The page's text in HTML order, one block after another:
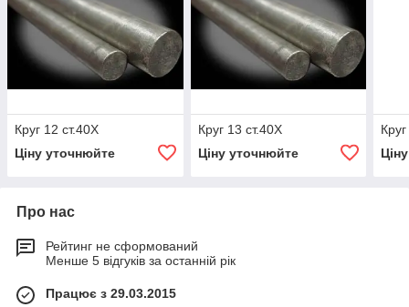
Круг 12 ст.40Х
Ціну уточнюйте
Круг 13 ст.40Х
Ціну уточнюйте
Про нас
Рейтинг не сформований
Менше 5 відгуків за останній рік
Працює з 29.03.2015